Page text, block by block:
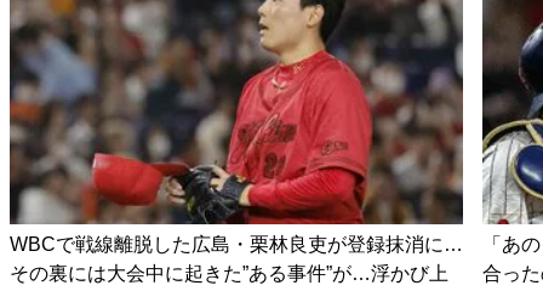
WBCで戦線離脱した広島・栗林良吏が登録抹消に…
その裏には大会中に起きた”ある事件”が…浮かび上
「あ
合っ